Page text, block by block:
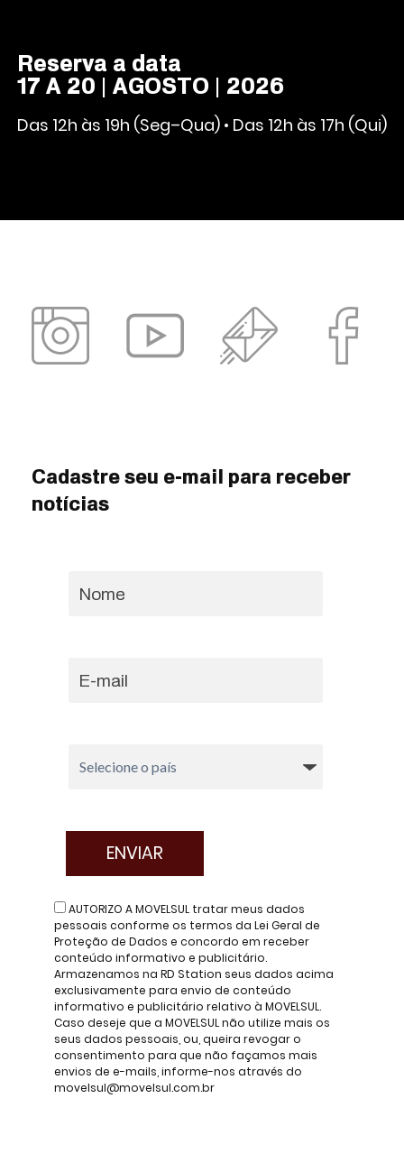
Reserva a data
17 A 20 | AGOSTO | 2026
Das 12h às 19h (Seg–Qua) • Das 12h às 17h (Qui)
Cadastre seu e-mail para receber
notícias
AUTORIZO A MOVELSUL tratar meus dados
pessoais conforme os termos da Lei Geral de
Proteção de Dados e concordo em receber
conteúdo informativo e publicitário.
Armazenamos na RD Station seus dados acima
exclusivamente para envio de conteúdo
informativo e publicitário relativo à MOVELSUL.
Caso deseje que a MOVELSUL não utilize mais os
seus dados pessoais, ou, queira revogar o
consentimento para que não façamos mais
envios de e-mails, informe-nos através do
movelsul@movelsul.com.br